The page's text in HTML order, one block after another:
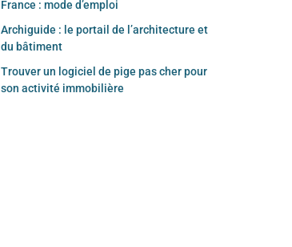
France : mode d’emploi
Archiguide : le portail de l’architecture et
du bâtiment
Trouver un logiciel de pige pas cher pour
son activité immobilière